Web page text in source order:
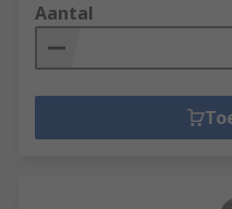
Aantal